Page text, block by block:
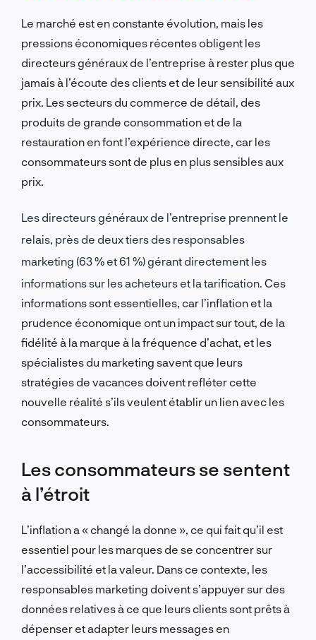
Le marché est en constante évolution, mais les
pressions économiques récentes obligent les
directeurs généraux de l’entreprise à rester plus que
jamais à l’écoute des clients et de leur sensibilité aux
prix. Les secteurs du commerce de détail, des
produits de grande consommation et de la
restauration en font l’expérience directe, car les
consommateurs sont de plus en plus sensibles aux
prix.
Les directeurs généraux de l’entreprise prennent le
relais, près de deux tiers des responsables
marketing (63 % et 61 %) gérant directement les
informations sur les acheteurs et la tarification. Ces
informations sont essentielles, car l’inflation et la
prudence économique ont un impact sur tout, de la
fidélité à la marque à la fréquence d’achat, et les
spécialistes du marketing savent que leurs
stratégies de vacances doivent refléter cette
nouvelle réalité s’ils veulent établir un lien avec les
consommateurs.
Les consommateurs se sentent
à l’étroit
L’inflation a « changé la donne », ce qui fait qu’il est
essentiel pour les marques de se concentrer sur
l’accessibilité et la valeur. Dans ce contexte, les
responsables marketing doivent s’appuyer sur des
données relatives à ce que leurs clients sont prêts à
dépenser et adapter leurs messages en